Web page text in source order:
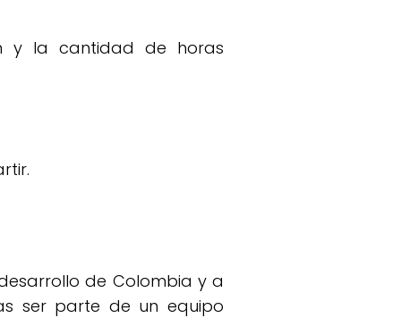
y la cantidad de horas
de Colombia y a
ser parte de un equipo